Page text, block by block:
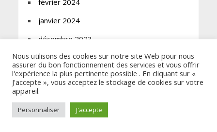
janvier 2024
décembre 2023
novembre 2023
octobre 2023
septembre 2023
août 2023
Nous utilisons des cookies sur notre site Web pour nous
assurer du bon fonctionnement des services et vous offrir
l'expérience la plus pertinente possible . En cliquant sur «
J'accepte », vous acceptez le stockage de cookies sur votre
appareil.
Personnaliser J'accepte